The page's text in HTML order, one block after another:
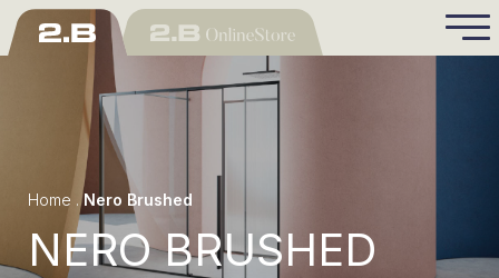
Home .Nero Brushed
NERO BRUSHED